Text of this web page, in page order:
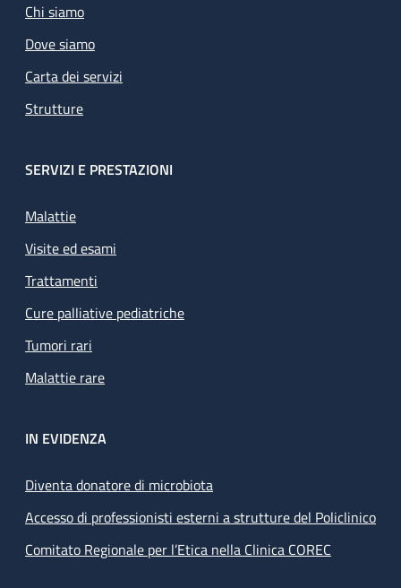
Chi siamo
Dove siamo
Carta dei servizi
Strutture
SERVIZI E PRESTAZIONI
Malattie
Visite ed esami
Trattamenti
Cure palliative pediatriche
Tumori rari
Malattie rare
IN EVIDENZA
Diventa donatore di microbiota
Accesso di professionisti esterni a strutture del Policlinico
Comitato Regionale per l’Etica nella Clinica COREC